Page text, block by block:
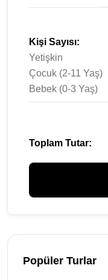
Kişi Sayısı:
Yetişkin
Çocuk (2-11 Yaş)
Bebek (0-3 Yaş)
Toplam Tutar:
Popüler Turlar